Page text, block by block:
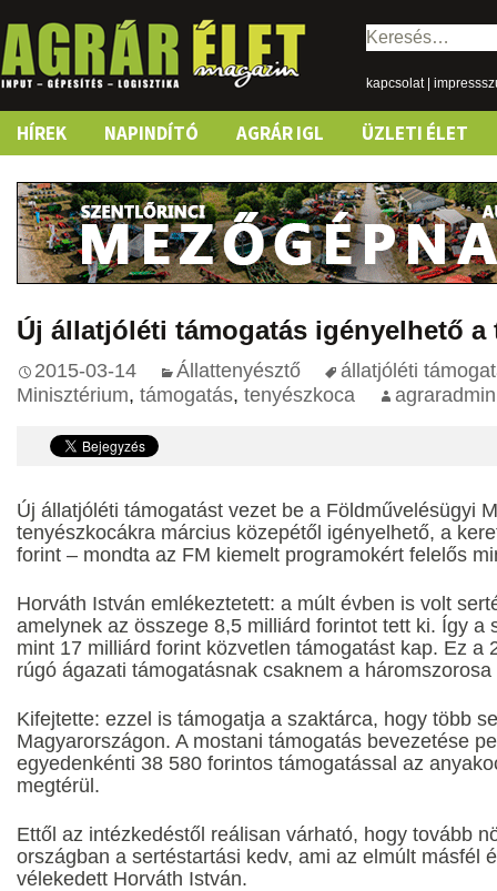
Keresés:
kapcsolat|
Skip
content
HÍREK NAPINDÍTÓ AGRÁR IGL ÜZLETI ÉLET
Új állatjóléti támogatás igényelhető a
2015-03-14 Állattenyésztő
állatjóléti
Minisztérium, támogatás, tenyészkoca agraradmin
Új állatjóléti támogatást vezet be a Földművelésügyi
tenyészkocákra március közepétől igényelhető, a
forint – mondta az FM kiemelt programokért felelős
Horváth István emlékeztetett: a múlt évben is volt
amelynek az összege 8,5 milliárd forintot tett ki. Így a
mint 17 milliárd forint közvetlen támogatást kap. Ez a
rúgó ágazati támogatásnak csaknem a
Kifejtette: ezzel is támogatja a szaktárca, hogy több
Magyarországon. A mostani támogatás bevezetése
egyedenkénti 38 580 forintos támogatással az
megtérül.
Ettől az intézkedéstől reálisan várható, hogy tovább
országban a sertéstartási kedv, ami az elmúlt másfél
vélekedett Horváth István.